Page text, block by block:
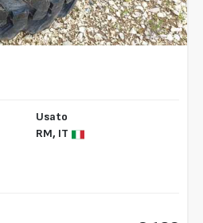
Usato
RM, IT